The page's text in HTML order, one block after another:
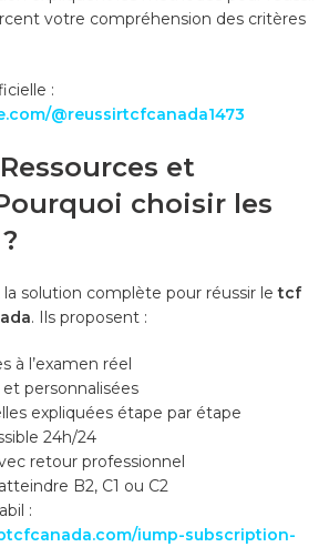
votre compréhension des critères
:
@reussirtcfcanada1473
et
choisir les
la solution complète pour réussir letcf
. Ils proposent :
à l’examen réel
personnalisées
expliquées étape par étape
24h/24
retour professionnel
B2, C1 ou C2
:
iump-subscription-